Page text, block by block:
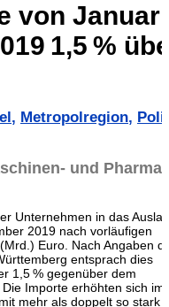
von Januar
1,5 %
, Metropolregion,
und Pharma-
Unternehmen in das
2019 nach vorläufigen
Euro. Nach Angaben
entsprach dies
1,5 % gegenüber dem
Importe erhöhten sich im
mehr als doppelt so stark